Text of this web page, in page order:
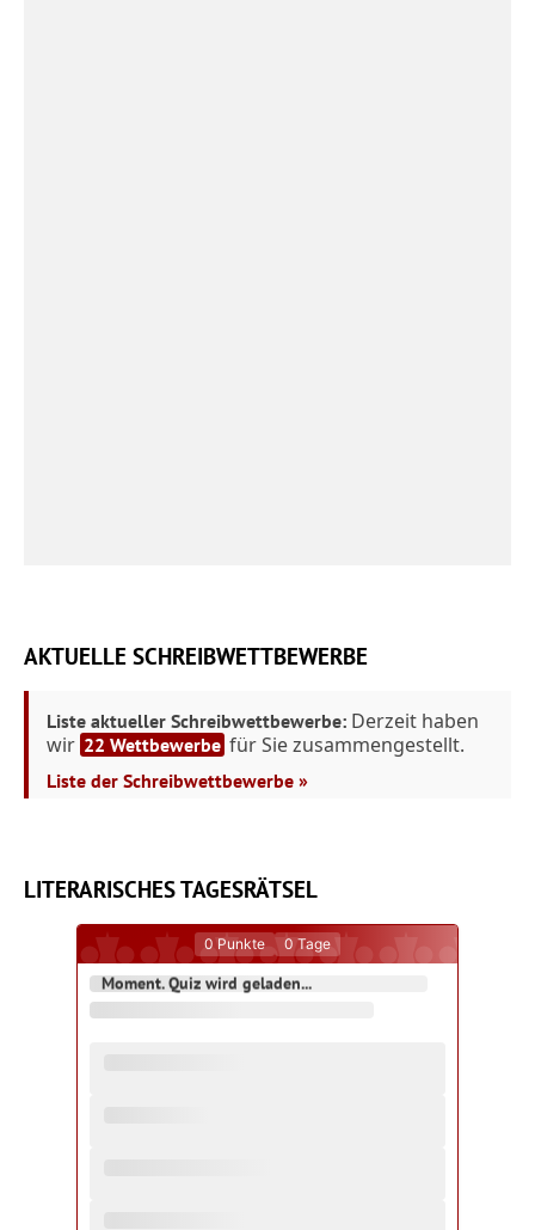
AKTUELLE SCHREIBWETTBEWERBE
Liste aktueller Schreibwettbewerbe: Derzeit haben
wir 22 Wettbewerbe für Sie zusammengestellt.
Liste der Schreibwettbewerbe »
LITERARISCHES TAGESRÄTSEL
0 Punkte 0 Tage
Moment. Quiz wird geladen...